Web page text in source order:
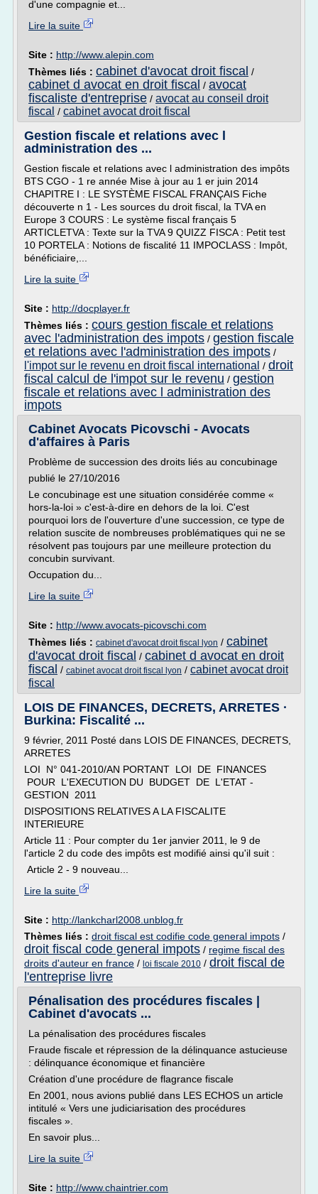
d'une compagnie et...
Lire la suite
Site : http://www.alepin.com
Thèmes liés : cabinet d'avocat droit fiscal /
cabinet d avocat en droit fiscal / avocat
fiscaliste d'entreprise / avocat au conseil droit
fiscal / cabinet avocat droit fiscal
Gestion fiscale et relations avec l
administration des ...
Gestion fiscale et relations avec l administration des impôts
BTS CGO - 1 re année Mise à jour au 1 er juin 2014
CHAPITRE I : LE SYSTÈME FISCAL FRANÇAIS Fiche
découverte n 1 - Les sources du droit fiscal, la TVA en
Europe 3 COURS : Le système fiscal français 5
ARTICLETVA : Texte sur la TVA 9 QUIZZ FISCA : Petit test
10 PORTELA : Notions de fiscalité 11 IMPOCLASS : Impôt,
bénéficiaire,...
Lire la suite
Site : http://docplayer.fr
Thèmes liés : cours gestion fiscale et relations
avec l'administration des impots / gestion fiscale
et relations avec l'administration des impots /
l'impot sur le revenu en droit fiscal international / droit
fiscal calcul de l'impot sur le revenu / gestion
fiscale et relations avec l administration des
impots
Cabinet Avocats Picovschi - Avocats
d'affaires à Paris
Problème de succession des droits liés au concubinage
publié le 27/10/2016
Le concubinage est une situation considérée comme «
hors-la-loi » c'est-à-dire en dehors de la loi. C'est
pourquoi lors de l'ouverture d'une succession, ce type de
relation suscite de nombreuses problématiques qui ne se
résolvent pas toujours par une meilleure protection du
concubin survivant.
Occupation du...
Lire la suite
Site : http://www.avocats-picovschi.com
Thèmes liés : cabinet d'avocat droit fiscal lyon / cabinet
d'avocat droit fiscal / cabinet d avocat en droit
fiscal / cabinet avocat droit fiscal lyon / cabinet avocat droit
fiscal
LOIS DE FINANCES, DECRETS, ARRETES ·
Burkina: Fiscalité ...
9 février, 2011 Posté dans LOIS DE FINANCES, DECRETS,
ARRETES
LOI N° 041-2010/AN PORTANT LOI DE FINANCES
POUR L'EXECUTION DU BUDGET DE L'ETAT -
GESTION 2011
DISPOSITIONS RELATIVES A LA FISCALITE
INTERIEURE
Article 11 : Pour compter du 1er janvier 2011, le 9 de
l'article 2 du code des impôts est modifié ainsi qu'il suit :
Article 2 - 9 nouveau...
Lire la suite
Site : http://lankcharl2008.unblog.fr
Thèmes liés : droit fiscal est codifie code general impots /
droit fiscal code general impots / regime fiscal des
droits d'auteur en france / loi fiscale 2010 / droit fiscal de
l'entreprise livre
Pénalisation des procédures fiscales |
Cabinet d'avocats ...
La pénalisation des procédures fiscales
Fraude fiscale et répression de la délinquance astucieuse
: délinquance économique et financière
Création d'une procédure de flagrance fiscale
En 2001, nous avions publié dans LES ECHOS un article
intitulé « Vers une judiciarisation des procédures
fiscales ».
En savoir plus...
Lire la suite
Site : http://www.chaintrier.com